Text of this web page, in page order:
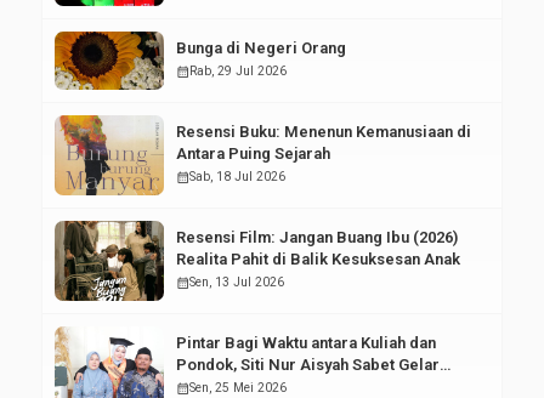
Bunga di Negeri Orang
calendar_monthRab, 29 Jul 2026
Resensi Buku: Menenun Kemanusiaan di
Antara Puing Sejarah
calendar_monthSab, 18 Jul 2026
Resensi Film: Jangan Buang Ibu (2026)
Realita Pahit di Balik Kesuksesan Anak
calendar_monthSen, 13 Jul 2026
Pintar Bagi Waktu antara Kuliah dan
Pondok, Siti Nur Aisyah Sabet Gelar
Wisudawan Terbaik
calendar_monthSen, 25 Mei 2026